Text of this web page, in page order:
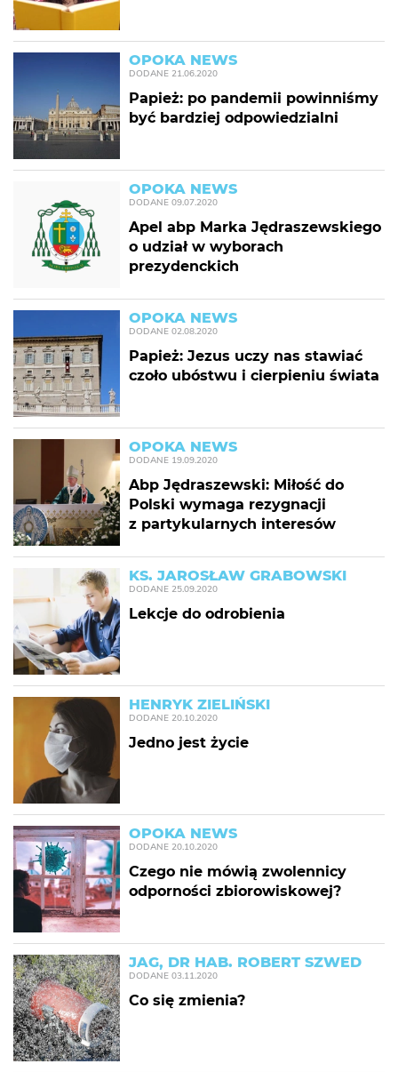
OPOKA NEWS
DODANE 21.06.2020
Papież: po pandemii powinniśmy
być bardziej odpowiedzialni
OPOKA NEWS
DODANE 09.07.2020
Apel abp Marka Jędraszewskiego
o udział w wyborach
prezydenckich
OPOKA NEWS
DODANE 02.08.2020
Papież: Jezus uczy nas stawiać
czoło ubóstwu i cierpieniu świata
OPOKA NEWS
DODANE 19.09.2020
Abp Jędraszewski: Miłość do
Polski wymaga rezygnacji
z partykularnych interesów
KS. JAROSŁAW GRABOWSKI
DODANE 25.09.2020
Lekcje do odrobienia
HENRYK ZIELIŃSKI
DODANE 20.10.2020
Jedno jest życie
OPOKA NEWS
DODANE 20.10.2020
Czego nie mówią zwolennicy
odporności zbiorowiskowej?
JAG, DR HAB. ROBERT SZWED
DODANE 03.11.2020
Co się zmienia?